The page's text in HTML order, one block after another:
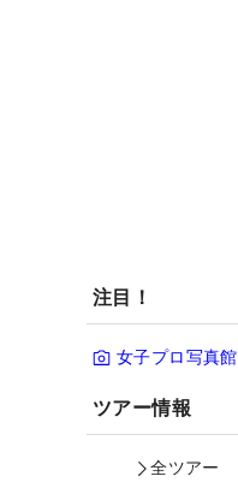
注目！
女子プロ写真館
ツアー情報
全ツアー